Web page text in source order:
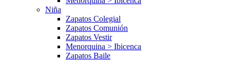
Niña
Zapatos Colegial
Zapatos Comunión
Zapatos Vestir
Menorquina > Ibicenca
Zapatos Baile